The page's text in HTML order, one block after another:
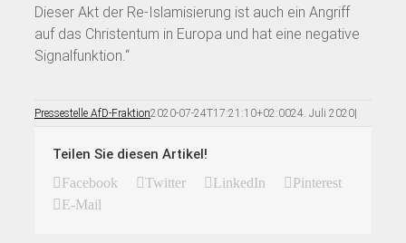
Dieser Akt der Re-Islamisierung ist auch ein Angriff
auf das Christentum in Europa und hat eine negative
Signalfunktion.“
Pressestelle AfD-Fraktion2020-07-24T17:21:10+02:0024. Juli 2020|
Teilen Sie diesen Artikel!
Facebook Twitter LinkedIn
Pinterest
E-Mail